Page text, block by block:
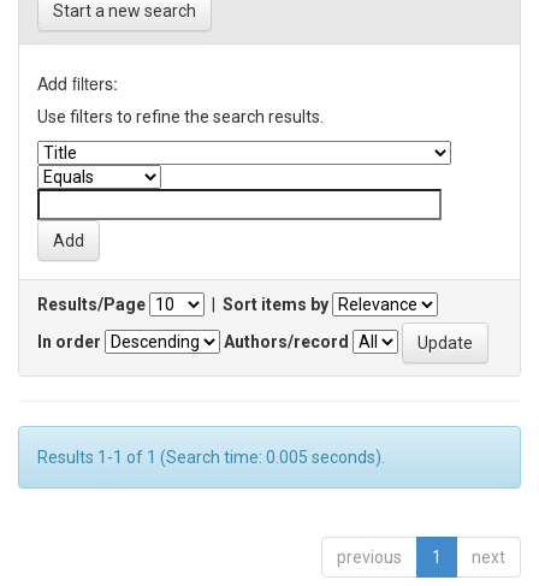
Start a new search
Add filters:
Use filters to refine the search results.
Results/Page
Sort items by
In order
Authors/record
Results 1-1 of 1 (Search time: 0.005 seconds).
previous 1 next